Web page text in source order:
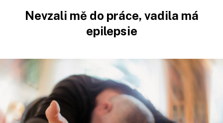
Nevzali mě do práce, vadila má
epilepsie